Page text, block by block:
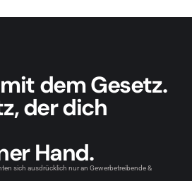
dem Gesetz.
der dich
Hand.
sich ausdrücklich nur an Gewerbetreibende &